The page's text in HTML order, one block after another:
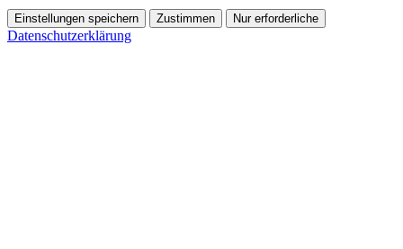
Einstellungen speichern Zustimmen Nur erforderliche
Datenschutzerklärung